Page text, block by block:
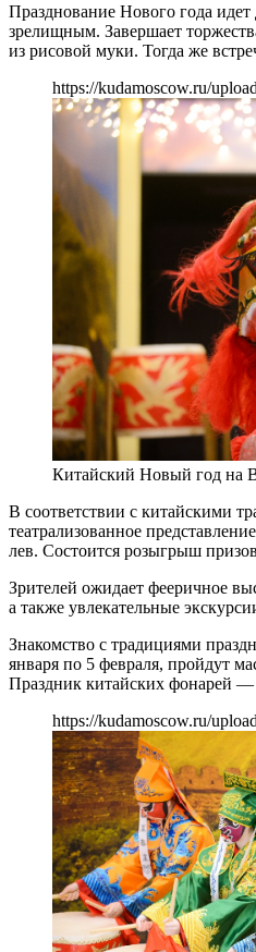
Празднование Нового года
зрелищным. Завершает
из рисовой муки. Тогда же
https://kudamoscow.ru/
Китайский Новый год на
В соответствии с китайскими
театрализованное
лев. Состоится розыгрыш
Зрителей ожидает фееричное
а также увлекательные
Знакомство с традициями
января по 5 февраля, пройдут
Праздник китайских фонарей
https://kudamoscow.ru/